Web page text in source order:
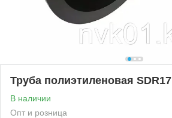
Труба полиэтиленовая
В наличии
Опт и розница